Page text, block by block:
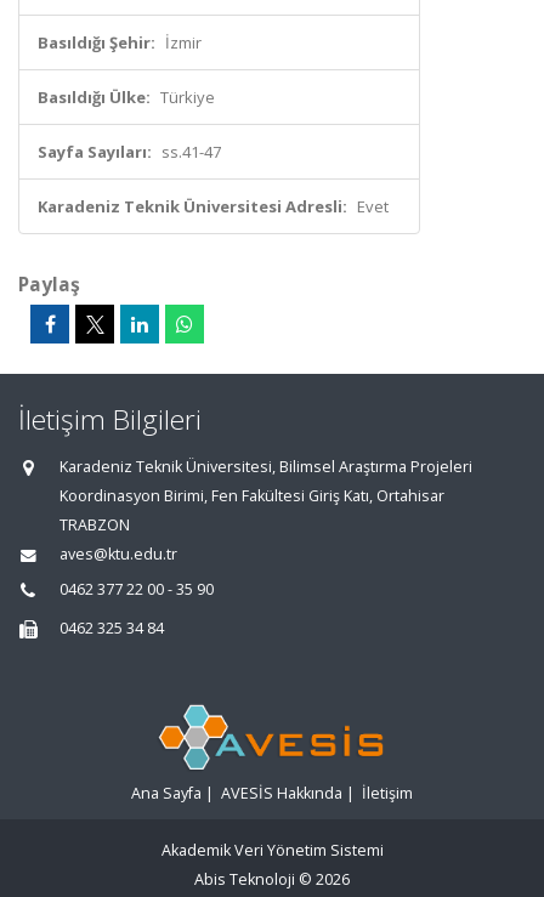
Basıldığı Şehir: İzmir
Basıldığı Ülke: Türkiye
Sayfa Sayıları: ss.41-47
Karadeniz Teknik Üniversitesi Adresli: Evet
Paylaş
İletişim Bilgileri
Karadeniz Teknik Üniversitesi, Bilimsel Araştırma Projeleri
Koordinasyon Birimi, Fen Fakültesi Giriş Katı, Ortahisar
TRABZON
aves@ktu.edu.tr
0462 377 22 00 - 35 90
0462 325 34 84
Ana Sayfa | AVESİS Hakkında | İletişim
Akademik Veri Yönetim Sistemi
Abis Teknoloji © 2026